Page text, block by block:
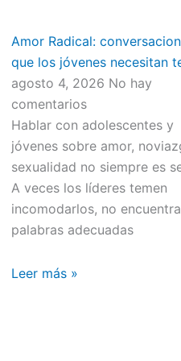
Amor Radical:
que los jóvenes necesitan
agosto 4, 2026 No hay
comentarios
Hablar con adolescentes y
jóvenes sobre amor,
sexualidad no siempre es
A veces los líderes temen
incomodarlos, no
palabras adecuadas
Leer más »